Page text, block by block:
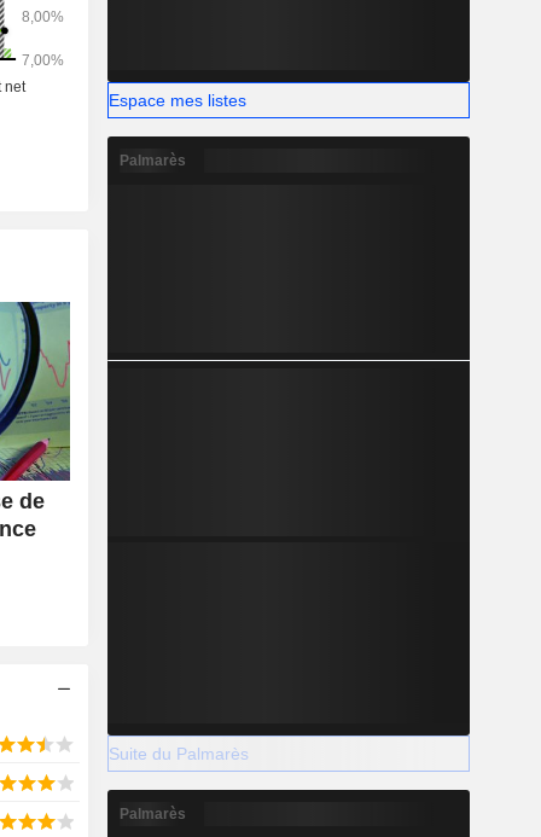
de
Espace mes listes
Palmarès
Suite du Palmarès
Palmarès